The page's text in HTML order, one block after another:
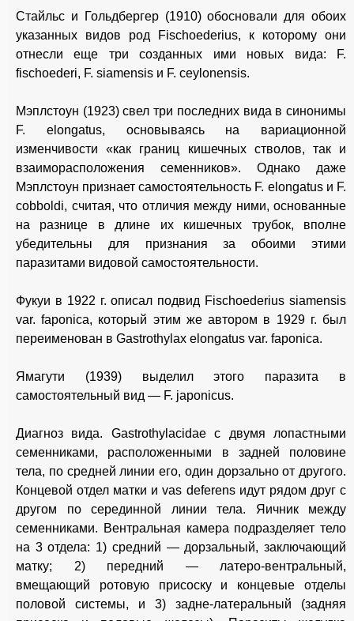
Стайльс и Гольдбергер (1910) обосновали для обоих
указанных видов род Fischoederius, к которому они
отнесли еще три созданных ими новых вида: F.
fischoederi, F. siamensis и F. ceylonensis.
Мэплстоун (1923) свел три последних вида в синонимы
F. elongatus, основываясь на вариационной
изменчивости «как границ кишечных стволов, так и
взаиморасположения семенников». Однако даже
Мэплстоун признает самостоятельность F. elongatus и F.
cobboldi, считая, что отличия между ними, основанные
на разнице в длине их кишечных трубок, вполне
убедительны для признания за обоими этими
паразитами видовой самостоятельности.
Фукуи в 1922 г. описал подвид Fischoederius siamensis
var. faponica, который этим же автором в 1929 г. был
переименован в Gastrothylax elongatus var. faponica.
Ямагути (1939) выделил этого паразита в
самостоятельный вид — F. japonicus.
Диагноз вида. Gastrothylacidae с двумя лопастными
семенниками, расположенными в задней половине
тела, по средней линии его, один дорзально от другого.
Концевой отдел матки и vas deferens идут рядом друг с
другом по серединной линии тела. Яичник между
семенниками. Вентральная камера подразделяет тело
на 3 отдела: 1) средний — дорзальный, заключающий
матку; 2) передний — латеро-вентральный,
вмещающий ротовую присоску и концевые отделы
половой системы, и 3) задне-латеральный (задняя